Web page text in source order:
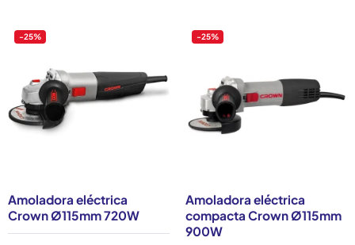
Amoladora eléctrica
Crown Ø115mm 720W
-25%
Amoladora eléctrica
compacta Crown Ø115mm
900W
-25%